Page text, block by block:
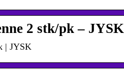
2 stk/pk – JYSK
| JYSK